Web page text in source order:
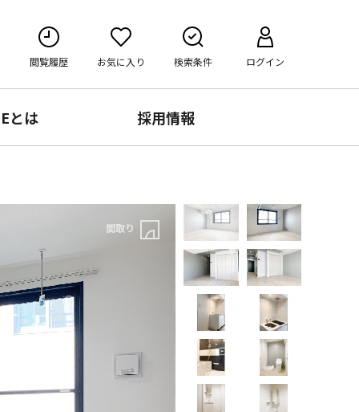
閲覧履歴 お気に入り 検索条件 ログイン
とは 採用情報
間取り